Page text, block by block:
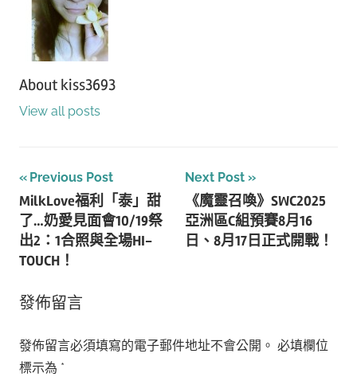
About kiss3693
View all posts
文
章
導
覽
Previous Post
MilkLove福利「泰」甜
了…奶愛見面會10/19祭
出2：1合照與全場HI-
TOUCH！
Next Post
《魔靈召喚》SWC2025
亞洲區C組預賽8月16
日、8月17日正式開戰！
發佈留言
發佈留言必須填寫的電子郵件地址不會公開。 必填欄位
標示為 *